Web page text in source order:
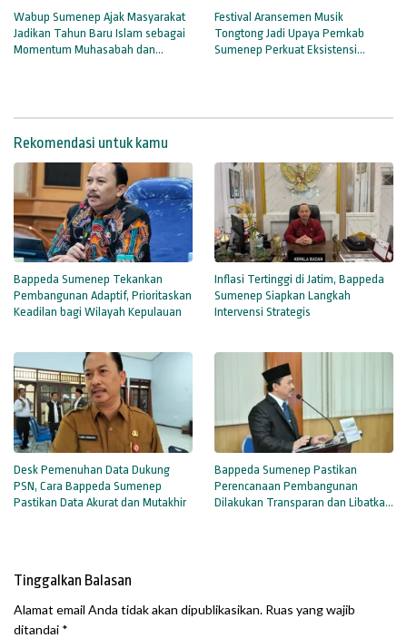
Wabup Sumenep Ajak Masyarakat
Jadikan Tahun Baru Islam sebagai
Momentum Muhasabah dan
Festival Aransemen Musik
Tongtong Jadi Upaya Pemkab
Sumenep Perkuat Eksistensi
Rekomendasi untuk kamu
Bappeda Sumenep Tekankan
Pembangunan Adaptif, Prioritaskan
Keadilan bagi Wilayah Kepulauan
Inflasi Tertinggi di Jatim, Bappeda
Sumenep Siapkan Langkah
Intervensi Strategis
Desk Pemenuhan Data Dukung
PSN, Cara Bappeda Sumenep
Pastikan Data Akurat dan Mutakhir
Bappeda Sumenep Pastikan
Perencanaan Pembangunan
Dilakukan Transparan dan Libatkan
Tinggalkan Balasan
Alamat email Anda tidak akan dipublikasikan. Ruas yang wajib
ditandai *